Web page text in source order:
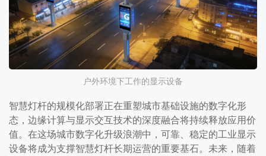
户外环境下工作的显示设备
智慧灯杆的规模化部署正在重塑城市基础设施的数字化形
态，边缘计算与显示交互技术的深度融合将持续释放应用价
值。在这场城市数字化升级浪潮中，可靠、稳定的工业显示
设备将成为支撑智慧灯杆长期运营的重要基石。未来，随着